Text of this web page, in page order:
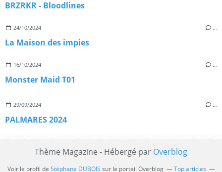
BRZRKR - Bloodlines
24/10/2024 …
La Maison des impies
16/10/2024 …
Monster Maid T01
29/09/2024 …
PALMARES 2024
Thème Magazine - Hébergé par Overblog
Voir le profil de Stéphane DUBOIS sur le portail Overblog Top articles